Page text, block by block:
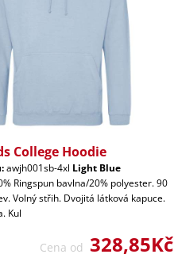
College Hoodie
awjh001sb-4xl Light Blue
Ringspun bavlna/20% polyester. 90
Volný střih. Dvojitá látková kapuce.
Kul
Cena od 328,85Kč